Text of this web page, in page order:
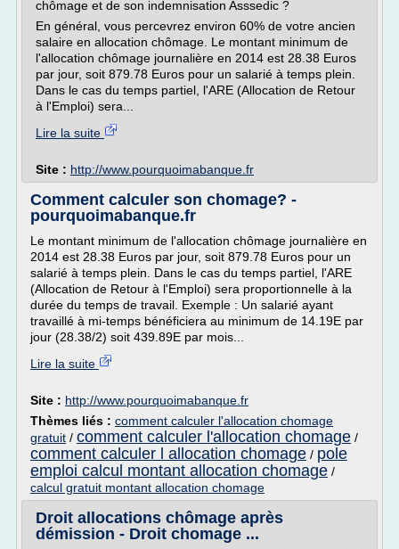
chômage et de son indemnisation Asssedic ?
En général, vous percevrez environ 60% de votre ancien
salaire en allocation chômage. Le montant minimum de
l'allocation chômage journalière en 2014 est 28.38 Euros
par jour, soit 879.78 Euros pour un salarié à temps plein.
Dans le cas du temps partiel, l'ARE (Allocation de Retour
à l'Emploi) sera...
Lire la suite
Site : http://www.pourquoimabanque.fr
Comment calculer son chomage? -
pourquoimabanque.fr
Le montant minimum de l'allocation chômage journalière en
2014 est 28.38 Euros par jour, soit 879.78 Euros pour un
salarié à temps plein. Dans le cas du temps partiel, l'ARE
(Allocation de Retour à l'Emploi) sera proportionnelle à la
durée du temps de travail. Exemple : Un salarié ayant
travaillé à mi-temps bénéficiera au minimum de 14.19E par
jour (28.38/2) soit 439.89E par mois...
Lire la suite
Site : http://www.pourquoimabanque.fr
Thèmes liés : comment calculer l'allocation chomage
gratuit / comment calculer l'allocation chomage /
comment calculer l allocation chomage / pole
emploi calcul montant allocation chomage /
calcul gratuit montant allocation chomage
Droit allocations chômage après
démission - Droit chomage ...